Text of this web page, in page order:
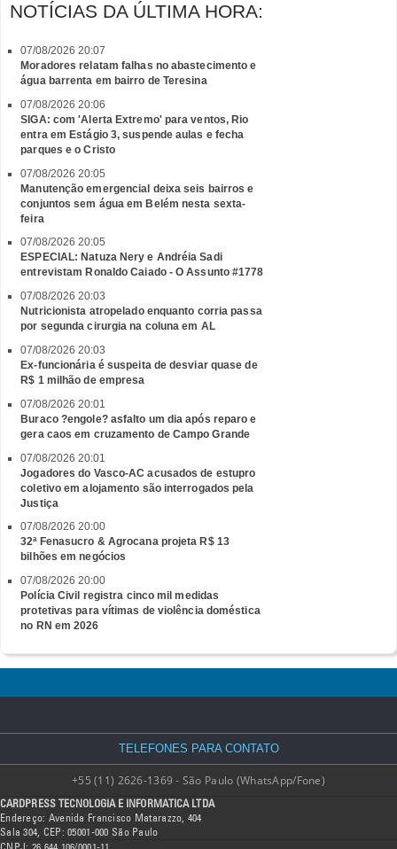
NOTÍCIAS DA ÚLTIMA HORA:
07/08/2026 20:07
Moradores relatam falhas no abastecimento e
água barrenta em bairro de Teresina
07/08/2026 20:06
SIGA: com 'Alerta Extremo' para ventos, Rio
entra em Estágio 3, suspende aulas e fecha
parques e o Cristo
07/08/2026 20:05
Manutenção emergencial deixa seis bairros e
conjuntos sem água em Belém nesta sexta-
feira
07/08/2026 20:05
ESPECIAL: Natuza Nery e Andréia Sadi
entrevistam Ronaldo Caiado - O Assunto #1778
07/08/2026 20:03
Nutricionista atropelado enquanto corria passa
por segunda cirurgia na coluna em AL
07/08/2026 20:03
Ex-funcionária é suspeita de desviar quase de
R$ 1 milhão de empresa
07/08/2026 20:01
Buraco ?engole? asfalto um dia após reparo e
gera caos em cruzamento de Campo Grande
07/08/2026 20:01
Jogadores do Vasco-AC acusados de estupro
coletivo em alojamento são interrogados pela
Justiça
07/08/2026 20:00
32ª Fenasucro & Agrocana projeta R$ 13
bilhões em negócios
07/08/2026 20:00
Polícia Civil registra cinco mil medidas
protetivas para vítimas de violência doméstica
no RN em 2026
TELEFONES PARA CONTATO
+55 (11) 2626-1369 - São Paulo (WhatsApp/Fone)
CARDPRESS TECNOLOGIA E INFORMATICA LTDA
Endereço: Avenida Francisco Matarazzo, 404
Sala 304, CEP: 05001-000 São Paulo